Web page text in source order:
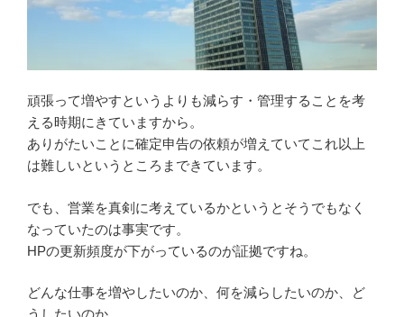
頑張って増やすというよりも減らす・管理することを考
える時期にきていますから。
ありがたいことに確定申告の依頼が増えていてこれ以上
は難しいというところまできています。
でも、営業を真剣に考えているかというとそうでもなく
なっていたのは事実です。
HPの更新頻度が下がっているのが証拠ですね。
どんな仕事を増やしたいのか、何を減らしたいのか、ど